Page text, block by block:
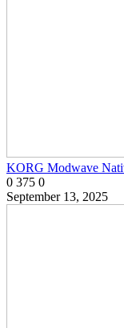
KORG Modwave
0 375 0
September 13, 2025